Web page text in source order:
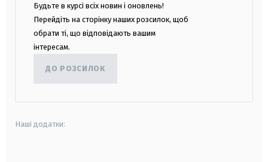
Будьте в курсі всіх новин і оновлень!
Перейдіть на сторінку наших розсилок, щоб
обрати ті, що відповідають вашим
інтересам.
ДО РОЗСИЛОК
Наші додатки: